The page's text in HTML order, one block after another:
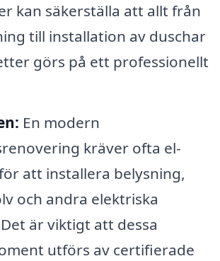
kan säkerställa att allt från
till installation av duschar
görs på ett professionellt
En modern
kräver ofta el-
att installera belysning,
och andra elektriska
är viktigt att dessa
utförs av certifierade